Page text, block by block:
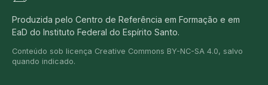
Produzida pelo Centro de Referência em Formação e em
EaD do Instituto Federal do Espírito Santo.
Conteúdo sob licença Creative Commons BY-NC-SA 4.0, salvo
quando indicado.